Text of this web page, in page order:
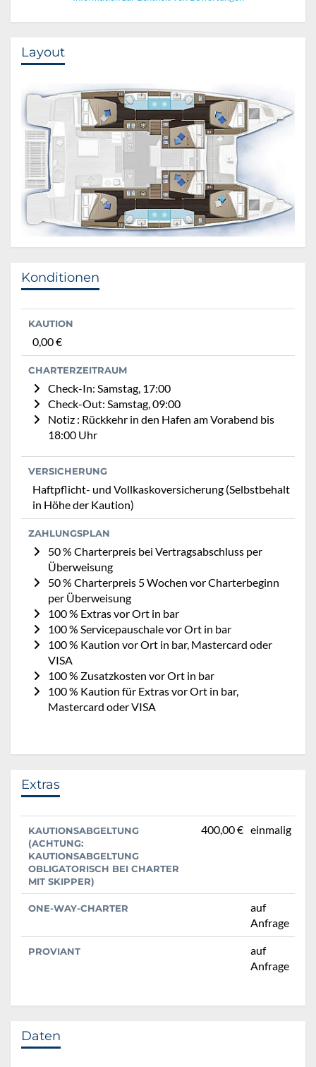
Layout
Konditionen
KAUTION
0,00 €
CHARTERZEITRAUM
Check-In: Samstag, 17:00
Check-Out: Samstag, 09:00
Notiz : Rückkehr in den Hafen am Vorabend bis
18:00 Uhr
VERSICHERUNG
Haftpflicht- und Vollkaskoversicherung (Selbstbehalt
in Höhe der Kaution)
ZAHLUNGSPLAN
50 % Charterpreis bei Vertragsabschluss per
Überweisung
50 % Charterpreis 5 Wochen vor Charterbeginn
per Überweisung
100 % Extras vor Ort in bar
100 % Servicepauschale vor Ort in bar
100 % Kaution vor Ort in bar, Mastercard oder
VISA
100 % Zusatzkosten vor Ort in bar
100 % Kaution für Extras vor Ort in bar,
Mastercard oder VISA
Extras
KAUTIONSABGELTUNG
(ACHTUNG:
KAUTIONSABGELTUNG
OBLIGATORISCH BEI CHARTER
MIT SKIPPER)
400,00 € einmalig
ONE-WAY-CHARTER
auf
Anfrage
PROVIANT
auf
Anfrage
Daten